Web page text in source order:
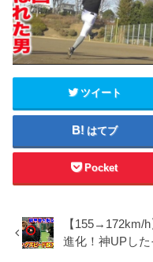
ツイート
はてブ
Pocket
【155→172km/
進化！神UPした